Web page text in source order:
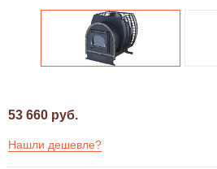
53 660 руб.
Нашли дешевле?